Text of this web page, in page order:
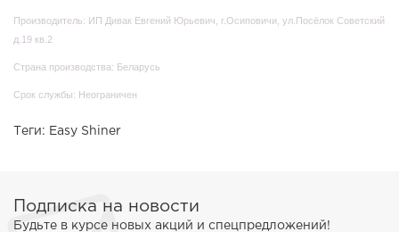
Производитель: ИП Дивак Евгений Юрьевич, г.Осиповичи, ул.Посёлок Советский
д.19 кв.2
Страна производства: Беларусь
Срок службы: Неограничен
Теги: Easy Shiner
Подписка на новости
Будьте в курсе новых акций и спецпредложений!